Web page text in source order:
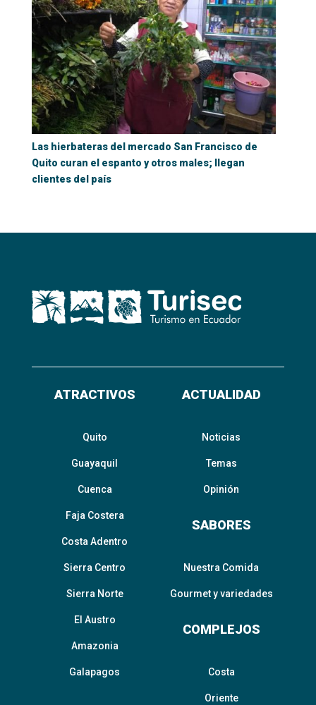
Las hierbateras del mercado San Francisco de
Quito curan el espanto y otros males; llegan
clientes del país
ATRACTIVOS
Quito
Guayaquil
Cuenca
Faja Costera
Costa Adentro
Sierra Centro
Sierra Norte
El Austro
Amazonia
Galapagos
ACTUALIDAD
Noticias
Temas
Opinión
SABORES
Nuestra Comida
Gourmet y variedades
COMPLEJOS
Costa
Oriente